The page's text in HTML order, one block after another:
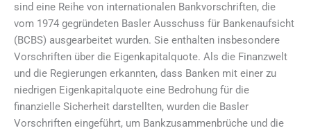
sind eine Reihe von internationalen Bankvorschriften, die
vom 1974 gegründeten Basler Ausschuss für Bankenaufsicht
(BCBS) ausgearbeitet wurden. Sie enthalten insbesondere
Vorschriften über die Eigenkapitalquote. Als die Finanzwelt
und die Regierungen erkannten, dass Banken mit einer zu
niedrigen Eigenkapitalquote eine Bedrohung für die
finanzielle Sicherheit darstellten, wurden die Basler
Vorschriften eingeführt, um Bankzusammenbrüche und die